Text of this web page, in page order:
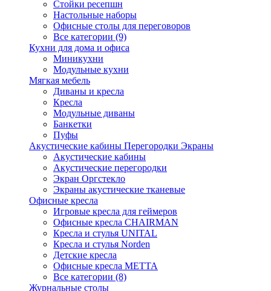
Стойки ресепшн
Настольные наборы
Офисные столы для переговоров
Все категории (9)
Кухни для дома и офиса
Миникухни
Модульные кухни
Мягкая мебель
Диваны и кресла
Кресла
Модульные диваны
Банкетки
Пуфы
Акустические кабины Перегородки Экраны
Акустические кабины
Акустические перегородки
Экран Оргстекло
Экраны акустические тканевые
Офисные кресла
Игровые кресла для геймеров
Офисные кресла CHAIRMAN
Кресла и стулья UNITAL
Кресла и стулья Norden
Детские кресла
Офисные кресла МЕТТА
Все категории (8)
Журнальные столы